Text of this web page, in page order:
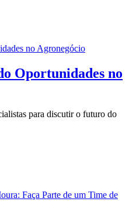
Oportunidades no
para discutir o futuro do